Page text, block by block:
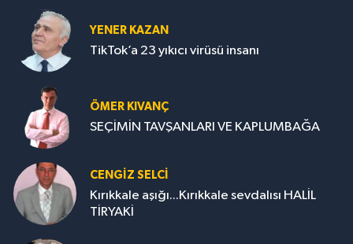
YENER KAZAN
TikTok’a 23 yıkıcı virüsü insanı
ÖMER KIVANÇ
SEÇİMİN TAVŞANLARI VE KAPLUMBAĞA
CENGİZ SELCİ
Kırıkkale aşığı...Kırıkkale sevdalısı HALİL
TİRYAKİ